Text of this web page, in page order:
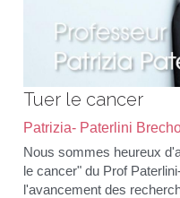
Tuer le cancer
Patrizia- Paterlini
Nous sommes heureux
le cancer" du Prof
l'avancement des